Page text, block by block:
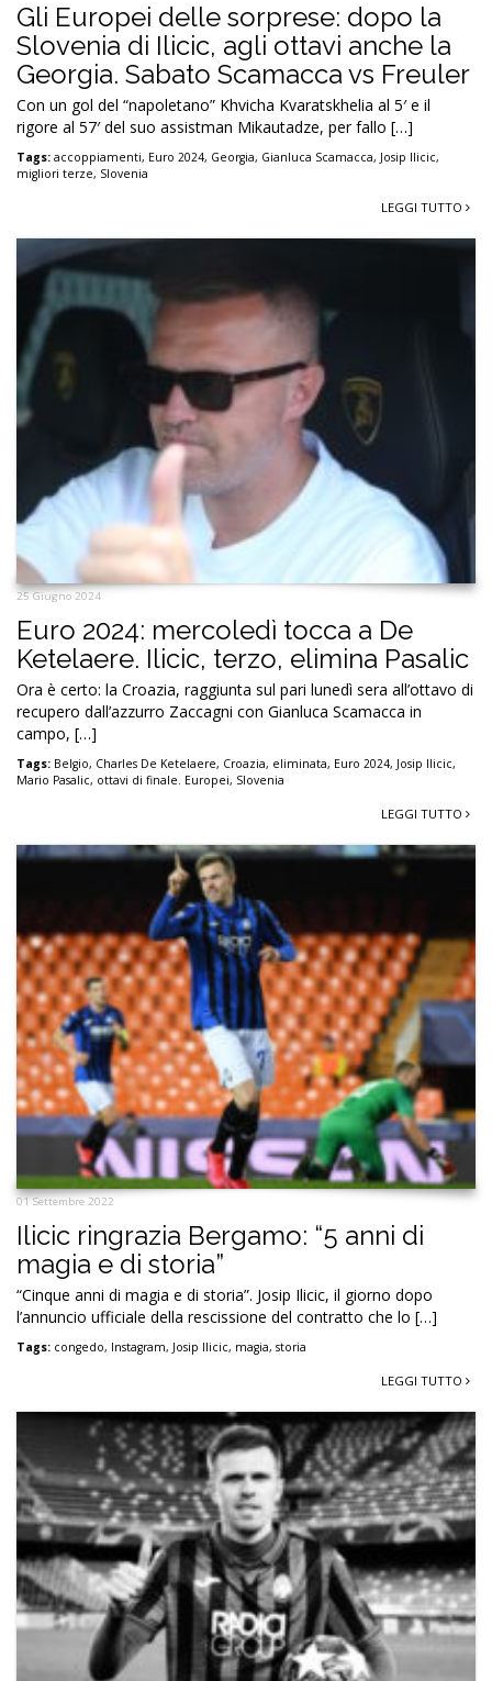
Gli Europei delle sorprese: dopo la
Slovenia di Ilicic, agli ottavi anche la
Georgia. Sabato Scamacca vs Freuler
Con un gol del “napoletano” Khvicha Kvaratskhelia al 5′ e il
rigore al 57′ del suo assistman Mikautadze, per fallo […]
Tags: accoppiamenti, Euro 2024, Georgia, Gianluca Scamacca, Josip Ilicic,
migliori terze, Slovenia
LEGGI TUTTO
25 Giugno 2024
Euro 2024: mercoledì tocca a De
Ketelaere. Ilicic, terzo, elimina Pasalic
Ora è certo: la Croazia, raggiunta sul pari lunedì sera all’ottavo di
recupero dall’azzurro Zaccagni con Gianluca Scamacca in
campo, […]
Tags: Belgio, Charles De Ketelaere, Croazia, eliminata, Euro 2024, Josip Ilicic,
Mario Pasalic, ottavi di finale. Europei, Slovenia
LEGGI TUTTO
01 Settembre 2022
Ilicic ringrazia Bergamo: “5 anni di
magia e di storia”
“Cinque anni di magia e di storia”. Josip Ilicic, il giorno dopo
l’annuncio ufficiale della rescissione del contratto che lo […]
Tags: congedo, Instagram, Josip Ilicic, magia, storia
LEGGI TUTTO